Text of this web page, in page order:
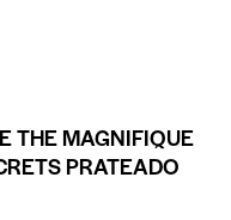
THE MAGNIFIQUE
PRATEADO